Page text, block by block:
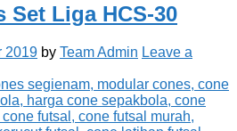
Set Liga HCS-30
2019 by Team Admin Leave a